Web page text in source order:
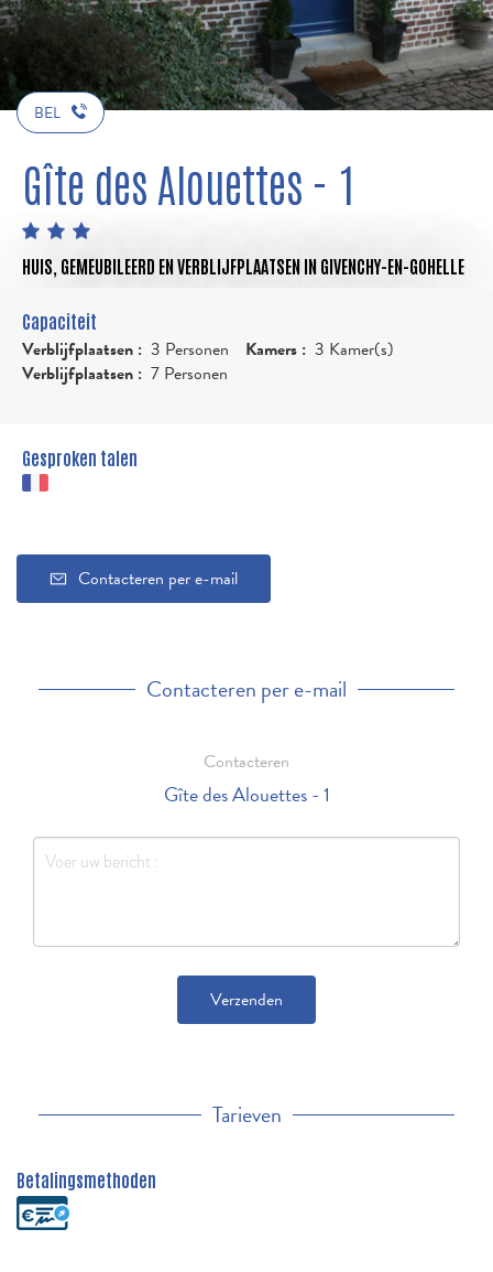
BEL
Gîte des Alouettes - 1
HUIS, GEMEUBILEERD EN VERBLIJFPLAATSEN IN GIVENCHY-EN-GOHELLE
Capaciteit
Verblijfplaatsen : 3 Personen Kamers : 3 Kamer(s)
Verblijfplaatsen : 7 Personen
Gesproken talen
Contacteren per e-mail
Contacteren per e-mail
Contacteren
Gîte des Alouettes - 1
Verzenden
Tarieven
Betalingsmethoden